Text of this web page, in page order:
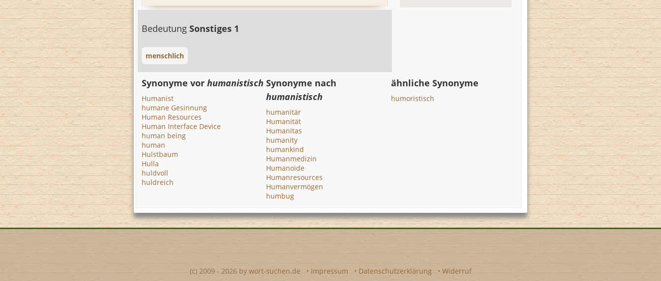
Bedeutung Sonstiges 1
menschlich
Synonyme vor humanistisch
Humanist
humane Gesinnung
Human Resources
Human Interface Device
human being
human
Hulstbaum
Hulla
huldvoll
huldreich
Synonyme nach
humanistisch
humanitär
Humanität
Humanitas
humanity
humankind
Humanmedizin
Humanoide
Humanresources
Humanvermögen
humbug
ähnliche Synonyme
humoristisch
(c) 2009 - 2026 by wort-suchen.de • Impressum • Datenschutzerklärung • Widerruf